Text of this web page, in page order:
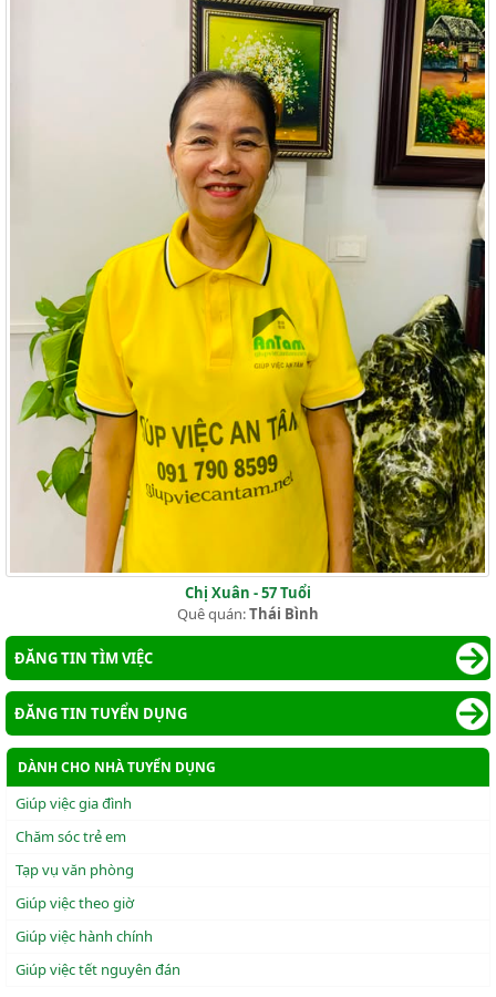
Chị Xuân - 57 Tuổi
Quê quán:Thái Bình
ĐĂNG TIN TÌM VIỆC
ĐĂNG TIN TUYỂN DỤNG
DÀNH CHO NHÀ TUYỂN DỤNG
Giúp việc gia đình
Chăm sóc trẻ em
Tạp vụ văn phòng
Giúp việc theo giờ
Giúp việc hành chính
Giúp việc tết nguyên đán